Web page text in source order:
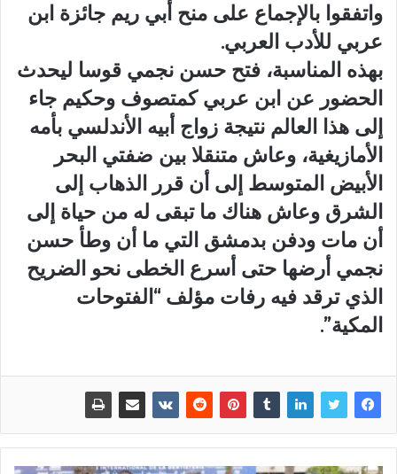
واتفقوا بالإجماع على منح أبي ريم جائزة ابن
عربي للأدب العربي.
بهذه المناسبة، فتح حسن نجمي قوسا ليحدث
الحضور عن ابن عربي كمتصوف وحكيم جاء
إلى هذا العالم نتيجة زواج أبيه الأندلسي بأمه
الأمازيغية، وعاش متنقلا بين ضفتي البحر
الأبيض المتوسط إلى أن قرر الذهاب إلى
الشرق وعاش هناك ما تبقى له من حياة إلى
أن مات ودفن بدمشق التي ما أن وطأ حسن
نجمي أرضها حتى أسرع الخطى نحو الضريح
الذي ترقد فيه رفات مؤلف “الفتوحات
المكية”.